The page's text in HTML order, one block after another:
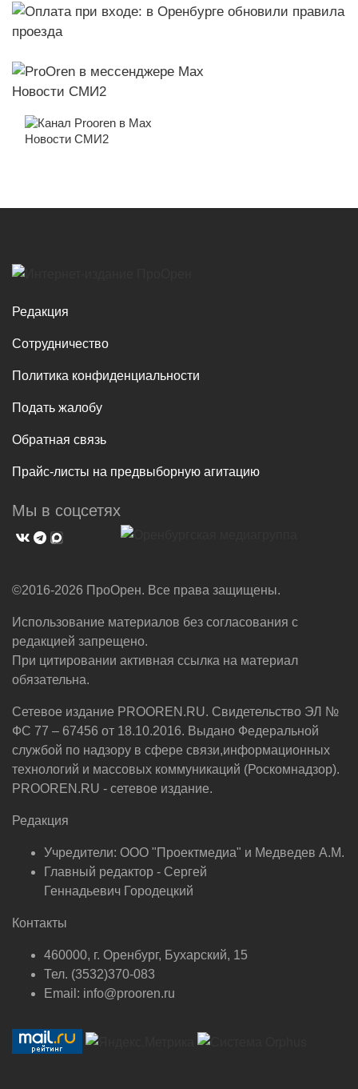
Новости СМИ2
Новости СМИ2
Редакция
Сотрудничество
Политика конфиденциальности
Подать жалобу
Обратная связь
Прайс-листы на предвыборную агитацию
Мы в соцсетях
©2016-2026 ПроОрен. Все права защищены.
Использование материалов без согласования с
редакцией запрещено.
При цитировании активная ссылка на материал
обязательна.
Сетевое издание PROOREN.RU. Свидетельство ЭЛ №
ФС 77 – 67456 от 18.10.2016. Выдано Федеральной
службой по надзору в сфере связи,информационных
технологий и массовых коммуникаций (Роскомнадзор).
PROOREN.RU - сетевое издание.
Редакция
Учредители: ООО "Проектмедиа" и Медведев А.М.
Главный редактор - Сергей
Геннадьевич Городецкий
Контакты
460000, г. Оренбург, Бухарский, 15
Тел. (3532)370-083
Email: info@prooren.ru